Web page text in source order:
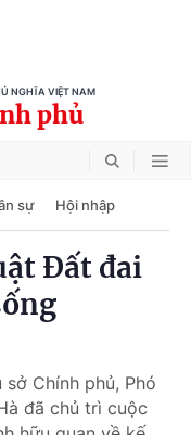
NGHĨA VIỆT NAM
phủ
sự Hội nhập
Đất đai
Chính phủ, Phó
đã chủ trì cuộc